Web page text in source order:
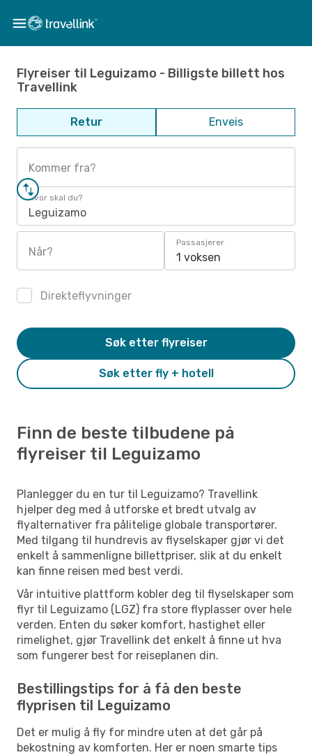
Flyreiser til Leguizamo - Billigste billett hos
Travellink
Retur Enveis
Kommer fra?
Hvor skal du?
Leguizamo
Når?
Passasjerer
1 voksen
Direkteflyvninger
Søk etter fly + hotell
Søk etter flyreiser
Finn de beste tilbudene på
flyreiser til Leguizamo
Planlegger du en tur til Leguizamo? Travellink
hjelper deg med å utforske et bredt utvalg av
flyalternativer fra pålitelige globale transportører.
Med tilgang til hundrevis av flyselskaper gjør vi det
enkelt å sammenligne billettpriser, slik at du enkelt
kan finne reisen med best verdi.
Vår intuitive plattform kobler deg til flyselskaper som
flyr til Leguizamo (LGZ) fra store flyplasser over hele
verden. Enten du søker komfort, hastighet eller
rimelighet, gjør Travellink det enkelt å finne ut hva
som fungerer best for reiseplanen din.
Bestillingstips for å få den beste
flyprisen til Leguizamo
Det er mulig å fly for mindre uten at det går på
bekostning av komforten. Her er noen smarte tips